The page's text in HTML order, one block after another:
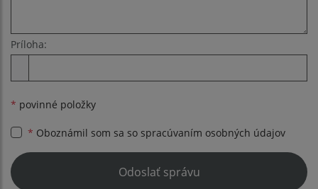
Príloha:
* povinné položky
* Oboznámil som sa so spracúvaním osobných údajov
Google reCaptcha Response
Odoslať správu